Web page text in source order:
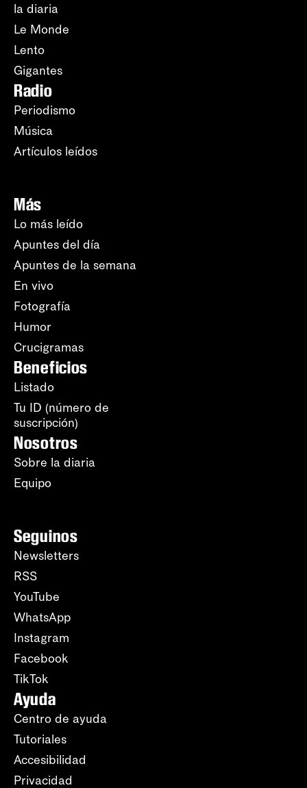
la diaria
Le Monde
Lento
Gigantes
Radio
Periodismo
Música
Artículos leídos
Más
Lo más leído
Apuntes del día
Apuntes de la semana
En vivo
Fotografía
Humor
Crucigramas
Beneficios
Listado
Tu ID (número de
suscripción)
Nosotros
Sobre la diaria
Equipo
Seguinos
Newsletters
RSS
YouTube
WhatsApp
Instagram
Facebook
TikTok
Ayuda
Centro de ayuda
Tutoriales
Accesibilidad
Privacidad